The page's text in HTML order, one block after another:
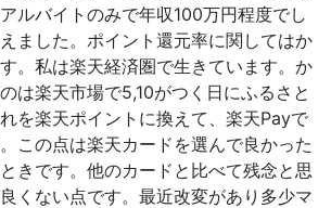
ルバイトのみで年収100万円程度でし
ました。ポイント還元率に関してはか
。私は楽天経済圏で生きています。か
は楽天市場で5,10がつく日にふるさと
を楽天ポイントに換えて、楽天Payで
この点は楽天カードを選んで良かった
きです。他のカードと比べて残念と思
くない点です。最近改変があり多少マ